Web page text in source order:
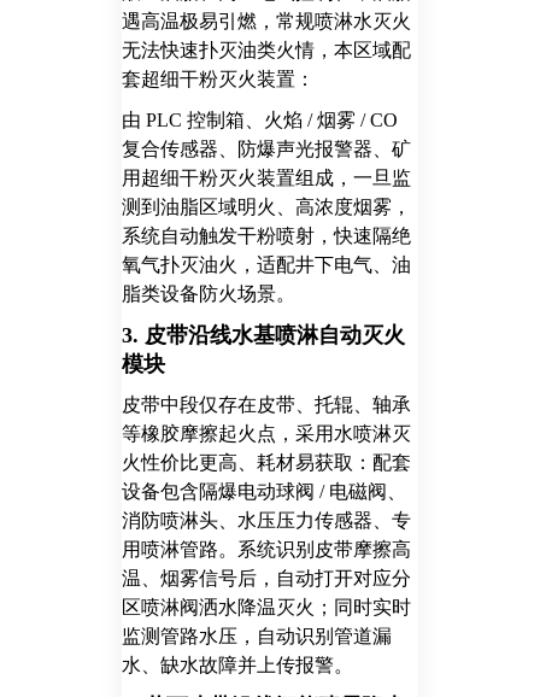
遇高温极易引燃，常规喷淋水灭火
无法快速扑灭油类火情，本区域配
套超细干粉灭火装置：
由 PLC 控制箱、火焰 / 烟雾 / CO
复合传感器、防爆声光报警器、矿
用超细干粉灭火装置组成，一旦监
测到油脂区域明火、高浓度烟雾，
系统自动触发干粉喷射，快速隔绝
氧气扑灭油火，适配井下电气、油
脂类设备防火场景。
3. 皮带沿线水基喷淋自动灭火
模块
皮带中段仅存在皮带、托辊、轴承
等橡胶摩擦起火点，采用水喷淋灭
火性价比更高、耗材易获取： 配套
设备包含隔爆电动球阀 / 电磁阀、
消防喷淋头、水压压力传感器、专
用喷淋管路。系统识别皮带摩擦高
温、烟雾信号后，自动打开对应分
区喷淋阀洒水降温灭火；同时实时
监测管路水压，自动识别管道漏
水、缺水故障并上传报警。